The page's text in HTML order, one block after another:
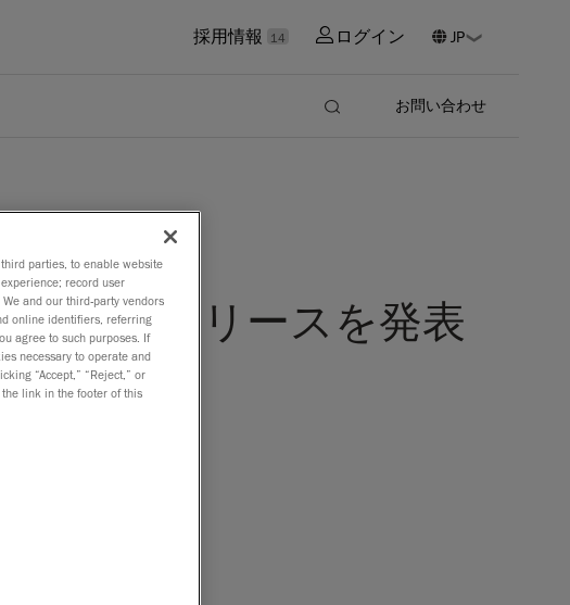
採用情報 14 ログイン
お問い合わせ
ョンのリリースを発表
ス、これまでの
る
るよう特別に設計
最高精度のポータ
parties, to enable website
record user
and our third-party vendors
online identifiers, referring
agree to such purposes. If
necessary to operate and
“Accept,” “Reject,” or
the link in the footer of this